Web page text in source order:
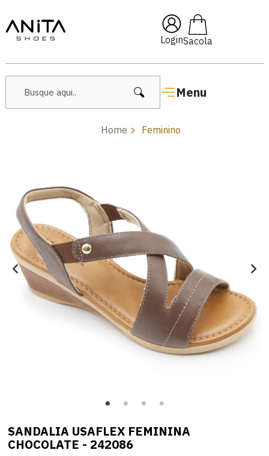
Login
Menu
🔥 Lançamentos Femininos
Home Feminino
SANDALIA USAFLEX FEMININA
CHOCOLATE - 242086